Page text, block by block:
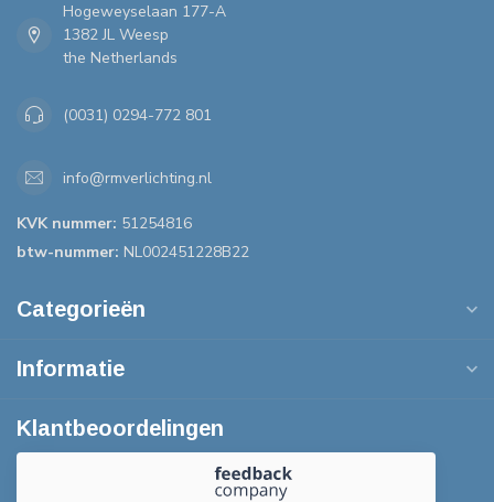
Hogeweyselaan 177-A
1382 JL Weesp
the Netherlands
(0031) 0294-772 801
info@rmverlichting.nl
KVK nummer: 51254816
btw-nummer: NL002451228B22
Categorieën
Informatie
Klantbeoordelingen